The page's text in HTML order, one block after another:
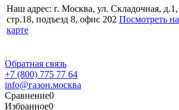
Наш адрес: г. Москва, ул. Складочная, д.1,
стр.18, подъезд 8, офис 202 Посмотреть на
карте
Обратная связь
+7 (800) 775 77 64
info@газон.москва
Сравнение0
Избранное0